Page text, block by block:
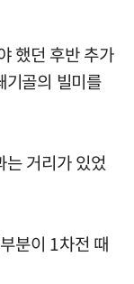
했던 후반 추가
기골의 빌미를
는 거리가 있었
분이 1차전 때